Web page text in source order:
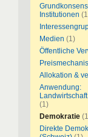
Institutionen
Medien (1)
Öffentliche
Allokation &
Anwendung:
(1)
Demokratie
Direkte